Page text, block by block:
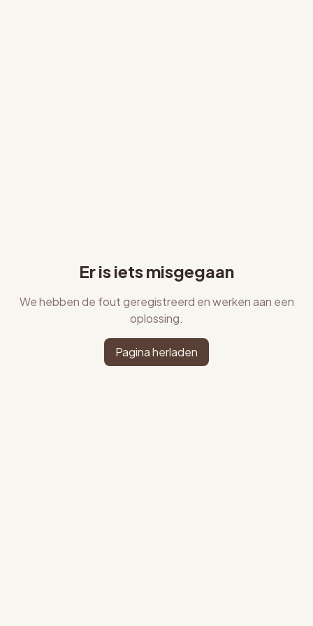
Er is iets misgegaan
We hebben de fout geregistreerd en werken aan een
oplossing.
Pagina herladen